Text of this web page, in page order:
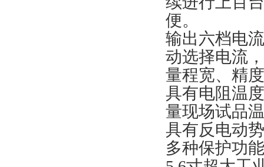
便。
输出六档电
动选择电流
量程宽、精
具有电阻温
量现场试品
具有反电动
多种保护功